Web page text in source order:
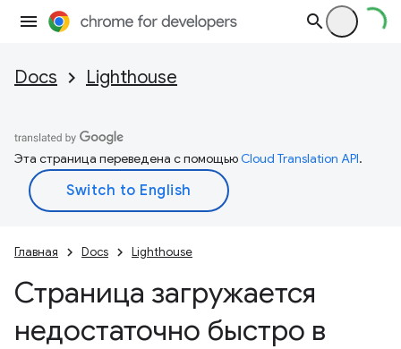
Docs Lighthouse
Эта страница переведена с помощьюCloud Translation API.
Главная Docs Lighthouse
Страница загружается
недостаточно быстро в